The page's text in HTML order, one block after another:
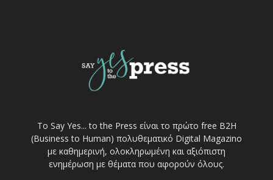
Το Say Yes... to the Press είναι το πρώτο free Β2Η
(Business to Human) πολυθεματικό Digital Magazino
με καθημερινή, ολοκληρωμένη και αξιόπιστη
ενημέρωση με θέματα που αφορούν όλους.